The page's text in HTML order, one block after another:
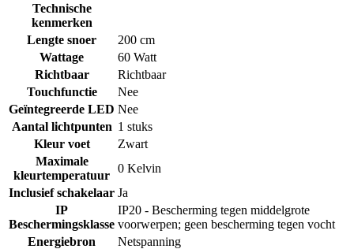
Technische
kenmerken
Lengte snoer
200 cm
Wattage
60 Watt
Richtbaar
Richtbaar
Touchfunctie
Nee
Geïntegreerde LED Nee
Aantal lichtpunten 1 stuks
Kleur voet
Zwart
Maximale
kleurtemperatuur
0 Kelvin
Inclusief schakelaar Ja
IP
Beschermingsklasse
IP20 - Bescherming tegen middelgrote
voorwerpen; geen bescherming tegen vocht
Energiebron
Netspanning